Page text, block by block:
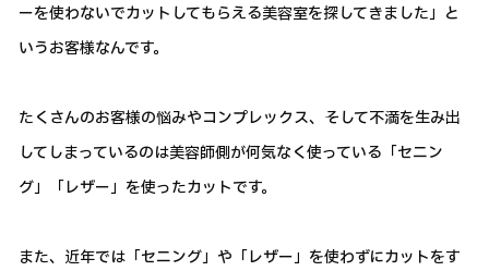
ーを使わないでカットしてもらえる美容室を探してきました」と
いうお客様なんです。
たくさんのお客様の悩みやコンプレックス、そして不満を生み出
してしまっているのは美容師側が何気なく使っている「セニン
グ」「レザー」を使ったカットです。
また、近年では「セニング」や「レザー」を使わずにカットをす